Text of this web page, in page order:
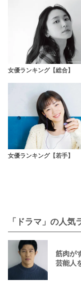
女優ランキング【総合】
女優ランキング【若手】
「ドラマ」の人気
筋肉が
芸能人